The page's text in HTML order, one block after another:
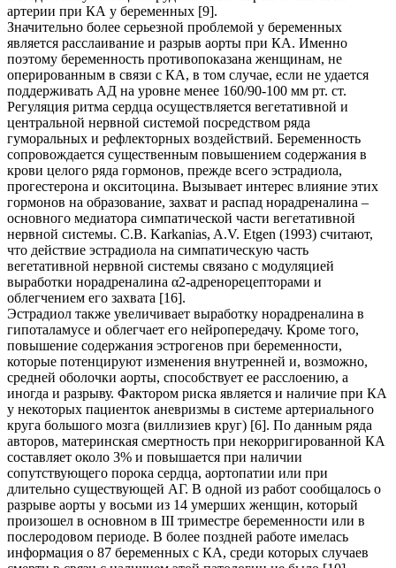
артерии при КА у беременных [9].
Значительно более серьезной проблемой у беременных
является расслаивание и разрыв аорты при КА. Именно
поэтому беременность противопоказана женщинам, не
оперированным в связи с КА, в том случае, если не удается
поддерживать АД на уровне менее 160/90-100 мм рт. ст.
Регуляция ритма сердца осуществляется вегетативной и
центральной нервной системой посредством ряда
гуморальных и рефлекторных воздействий. Беременность
сопровождается существенным повышением содержания в
крови целого ряда гормонов, прежде всего эстрадиола,
прогестерона и окситоцина. Вызывает интерес влияние этих
гормонов на образование, захват и распад норадреналина –
основного медиатора симпатической части вегетативной
нервной системы. С.В. Karkanias, A.V. Etgen (1993) считают,
что действие эстрадиола на симпатическую часть
вегетативной нервной системы связано с модуляцией
выработки норадреналина α2-адренорецепторами и
облегчением его захвата [16].
Эстрадиол также увеличивает выработку норадреналина в
гипоталамусе и облегчает его нейропередачу. Кроме того,
повышение содержания эстрогенов при беременности,
которые потенцируют изменения внутренней и, возможно,
средней оболочки аорты, способствует ее расслоению, а
иногда и разрыву. Фактором риска является и наличие при КА
у некоторых пациенток аневризмы в системе артериального
круга большого мозга (виллизиев круг) [6]. По данным ряда
авторов, материнская смертность при некорригированной КА
составляет около 3% и повышается при наличии
сопутствующего порока сердца, аортопатии или при
длительно существующей АГ. В одной из работ сообщалось о
разрыве аорты у восьми из 14 умерших женщин, который
произошел в основном в III триместре беременности или в
послеродовом периоде. В более поздней работе имелась
информация о 87 беременных с КА, среди которых случаев